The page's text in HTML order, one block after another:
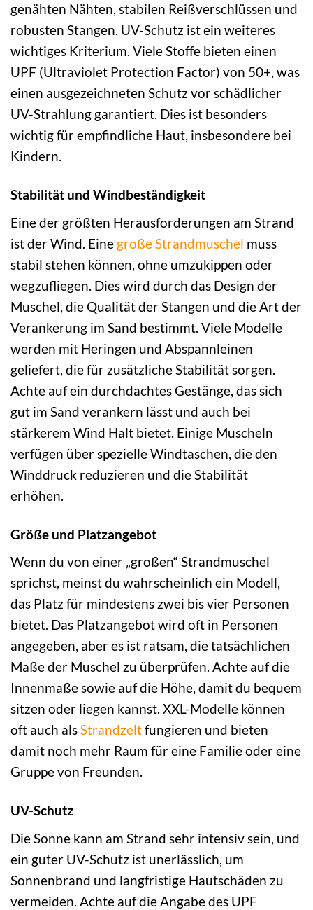
genähten Nähten, stabilen Reißverschlüssen und
robusten Stangen. UV-Schutz ist ein weiteres
wichtiges Kriterium. Viele Stoffe bieten einen
UPF (Ultraviolet Protection Factor) von 50+, was
einen ausgezeichneten Schutz vor schädlicher
UV-Strahlung garantiert. Dies ist besonders
wichtig für empfindliche Haut, insbesondere bei
Kindern.
Stabilität und Windbeständigkeit
Eine der größten Herausforderungen am Strand
ist der Wind. Eine große Strandmuschel muss
stabil stehen können, ohne umzukippen oder
wegzufliegen. Dies wird durch das Design der
Muschel, die Qualität der Stangen und die Art der
Verankerung im Sand bestimmt. Viele Modelle
werden mit Heringen und Abspannleinen
geliefert, die für zusätzliche Stabilität sorgen.
Achte auf ein durchdachtes Gestänge, das sich
gut im Sand verankern lässt und auch bei
stärkerem Wind Halt bietet. Einige Muscheln
verfügen über spezielle Windtaschen, die den
Winddruck reduzieren und die Stabilität
erhöhen.
Größe und Platzangebot
Wenn du von einer „großen“ Strandmuschel
sprichst, meinst du wahrscheinlich ein Modell,
das Platz für mindestens zwei bis vier Personen
bietet. Das Platzangebot wird oft in Personen
angegeben, aber es ist ratsam, die tatsächlichen
Maße der Muschel zu überprüfen. Achte auf die
Innenmaße sowie auf die Höhe, damit du bequem
sitzen oder liegen kannst. XXL-Modelle können
oft auch alsStrandzeltfungieren und bieten
damit noch mehr Raum für eine Familie oder eine
Gruppe von Freunden.
UV-Schutz
Die Sonne kann am Strand sehr intensiv sein, und
ein guter UV-Schutz ist unerlässlich, um
Sonnenbrand und langfristige Hautschäden zu
vermeiden. Achte auf die Angabe des UPF